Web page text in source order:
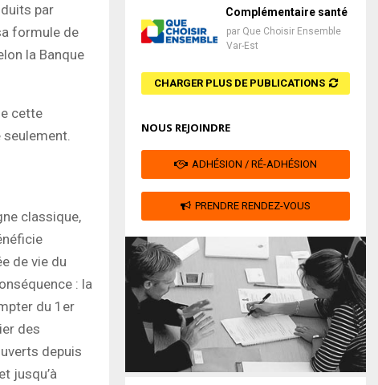
par
formule de
la Banque
cette
classique,
de vie du
: la
du 1er
des
depuis
jusqu’à
Complémentaire santé
par Que Choisir Ensemble
Var-Est
CHARGER PLUS DE PUBLICATIONS
NOUS REJOINDRE
ADHÉSION / RÉ-ADHÉSION
PRENDRE RENDEZ-VOUS